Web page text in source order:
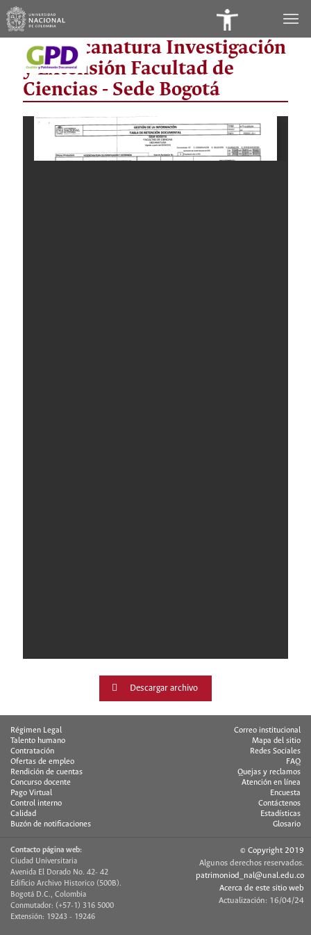
de
Vicedecanatura Investigación
y Extensión Facultad de
Ciencias - Sede Bogotá
Descargar archivo
Régimen Legal
Talento humano
Contratación
Ofertas de empleo
Rendición de cuentas
Concurso docente
Pago Virtual
Control interno
Calidad
Buzón de notificaciones
Correo institucional
Mapa del sitio
Redes Sociales
FAQ
Quejas y reclamos
Atención en línea
Encuesta
Contáctenos
Estadísticas
Glosario
Contacto página web:
Ciudad Universitaria
Avenida El Dorado No. 42- 42
Edificio Archivo Historico (500B).
Bogotá D.C., Colombia
Conmutador: (+57-1) 316 5000
Extensión: 19243 - 19246
© Copyright 2019
Algunos derechos reservados.
patrimoniod_nal@unal.edu.co
Acerca de este sitio web
Actualización: 16/04/24